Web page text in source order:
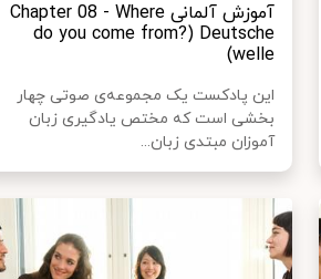
آموزش آلمانی Chapter 08 - Where
do you come from?) Deutsche
welle)
این پادکست یک مجموعه‌ی صوتی چهار
بخشی است که مختص یادگیری زبان
آموزان مبتدی زبان...